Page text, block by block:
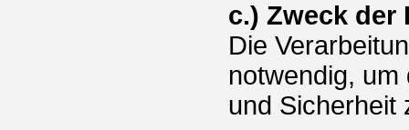
c.) Zweck der
Die
notwendig,
und Sicherheit